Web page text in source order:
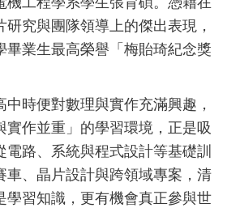
研究與團隊領導上的傑出表現，
畢業生最高榮譽「梅貽琦紀念獎
時便對數理與實作充滿興趣，
實作並重」的學習環境，正是吸
電路、系統與程式設計等基礎訓
車、晶片設計與跨領域專案，清
學習知識，更有機會真正參與世